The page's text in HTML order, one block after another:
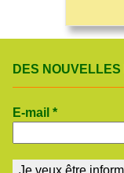
DES
E-mail *